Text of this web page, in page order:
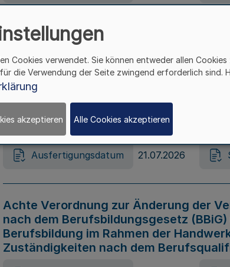
Gesetz zur Vermeidung von
(Landesantidiskriminierungsgesetz –
Ausfertigungsdatum 21.07.2026
Gesetz zur Änderung des Online-
Ausfertigungsdatum 21.07.2026
Achte Verordnung zur Änderung der
nach dem Berufsbildungsgesetz
Berufsbildung im Rahmen der
Zuständigkeiten nach dem
Cookies verwendet. Sie können entweder allen Cookies
die Verwendung der Seite zwingend erforderlich sind.
akzeptieren Alle Cookies akzeptieren